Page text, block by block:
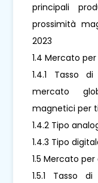
principali
prossimità
2023
1.4 Mercato
1.4.1 Tasso
mercato
magnetici per
1.4.2 Tipo
1.4.3 Tipo
1.5 Mercato
1.5.1 Tasso